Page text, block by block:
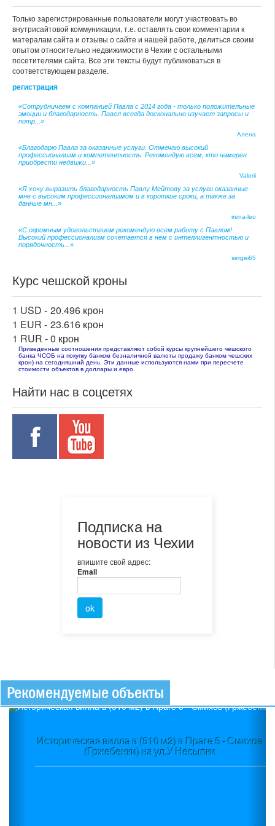
Только зарегистрированные пользователи могут участвовать во
внутрисайтовой коммуникации, т.е. оставлять свои комментарии к
матералам сайта и отзывы о сайте и нашей работе, делиться своим
опытом относительно недвижимости в Чехии с остальными
посетителями сайта. Все эти тексты будут публиковаться в
соответствующем разделе.
регистрация
«Сотрудничаем с компанией Павла с 2014 года - только положительные
эмоции и благодарность. Павел всегда досконально изучает запросы и
потр...»
Алена
«Благодарю Павла за оказанные услуги. Отмечаю высокий
профессионализм и компетентность. Рекомендую всем, кто намерен
приобрести недвижи...»
Valerii
«Я хочу выразить благодарность Павлу Мейтову за услуги оказанные
мне с высоким профессионализмом и в короткие сроки, а также за
данные мн...»
irena-leo
«С огромным удовольствием рекомендую всем работу с Павлом!
Высокий профессионализм сочетается в нем с интеллигентностью и
порядочность...»
sergei65
Курс чешской кроны
1 USD - 20.496 крон
1 EUR - 23.616 крон
1 RUR -0 крон
Приведенные соотношения представляют собой курсы крупнейшего чешского
банка ЧСОБ на покупку банком безналичной валюты продажу банком чешских
крон) на сегодняшний день. Эти данные используются нами при пересчете
стоимости объектов в доллары и евро.
Найти нас в соцсетях
Подписка на
новости из Чехии
впишите свой адрес:
Email
Рекомендуемые объекты
Историческая вилла в (510 м2) в Праге 5 - Смихов
(Гржебенки) на ул.У Несыпки
Previous